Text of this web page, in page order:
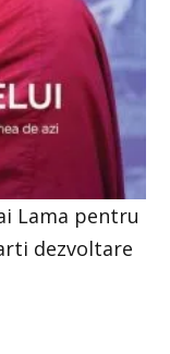
Lama pentru
dezvoltare